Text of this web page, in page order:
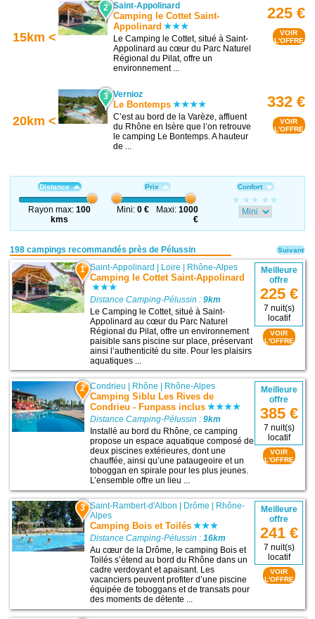
15km <
2 Saint-Appolinard
Camping le Cottet Saint-
Appolinard
Le Camping le Cottet, situé à Saint-
Appolinard au cœur du Parc Naturel
Régional du Pilat, offre un
environnement ...
225 €
VOIR
L'OFFRE
20km <
3 Vernioz
Le Bontemps
C’est au bord de la Varèze, affluent
du Rhône en Isère que l’on retrouve
le camping Le Bontemps. A hauteur
de ...
332 €
VOIR
L'OFFRE
Distance
Rayon max:100
kms
Prix
Mini: 0 € Maxi:1000
€
Confort
198 campings recommandés près de Pélussin
1 Saint-Appolinard | Loire | Rhône-Alpes
Camping le Cottet Saint-Appolinard
Distance Camping-Pélussin :9km
Le Camping le Cottet, situé à Saint-
Appolinard au cœur du Parc Naturel
Régional du Pilat, offre un environnement
paisible sans piscine sur place, préservant
ainsi l’authenticité du site. Pour les plaisirs
aquatiques ...
Meilleure
offre
225 €
7 nuit(s)
locatif
VOIR
L'OFFRE
2 Condrieu Rhône Rhône-Alpes
Camping Siblu Les Rives de
Condrieu - Funpass inclus
Distance Camping-Pélussin :9km
Installé au bord du Rhône, ce camping
propose un espace aquatique composé de
deux piscines extérieures, dont une
chauffée, ainsi qu’une pataugeoire et un
toboggan en spirale pour les plus jeunes.
L’ensemble offre un lieu ...
Meilleure
offre
385 €
7 nuit(s)
locatif
VOIR
L'OFFRE
3 Saint-Rambert-d'Albon Drôme
Rhône-
Alpes
Camping Bois et Toilés
Distance Camping-Pélussin :16km
Au cœur de la Drôme, le camping Bois et
Toilés s’étend au bord du Rhône dans un
cadre verdoyant et apaisant. Les
vacanciers peuvent profiter d’une piscine
équipée de toboggans et de transats pour
des moments de détente ...
Meilleure
offre
241 €
7 nuit(s)
locatif
VOIR
L'OFFRE
Suivant